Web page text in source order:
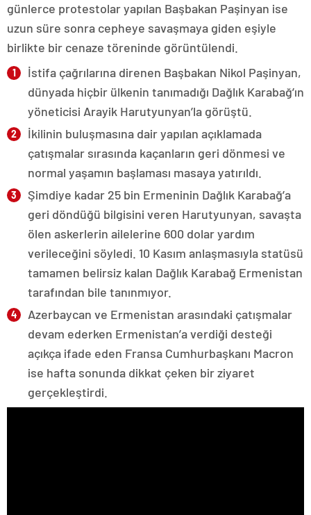
günlerce protestolar yapılan Başbakan Paşinyan ise
uzun süre sonra cepheye savaşmaya giden eşiyle
birlikte bir cenaze töreninde görüntülendi.
İstifa çağrılarına direnen Başbakan Nikol Paşinyan,
dünyada hiçbir ülkenin tanımadığı Dağlık Karabağ’ın
yöneticisi Arayik Harutyunyan’la görüştü.
İkilinin buluşmasına dair yapılan açıklamada
çatışmalar sırasında kaçanların geri dönmesi ve
normal yaşamın başlaması masaya yatırıldı.
Şimdiye kadar 25 bin Ermeninin Dağlık Karabağ’a
geri döndüğü bilgisini veren Harutyunyan, savaşta
ölen askerlerin ailelerine 600 dolar yardım
verileceğini söyledi. 10 Kasım anlaşmasıyla statüsü
tamamen belirsiz kalan Dağlık Karabağ Ermenistan
tarafından bile tanınmıyor.
Azerbaycan ve Ermenistan arasındaki çatışmalar
devam ederken Ermenistan’a verdiği desteği
açıkça ifade eden Fransa Cumhurbaşkanı Macron
ise hafta sonunda dikkat çeken bir ziyaret
gerçekleştirdi.